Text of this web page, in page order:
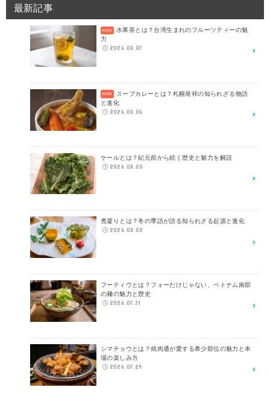
最新記事
水果茶とは？台湾生まれのフルーツティーの魅
力
2026.08.07
スープカレーとは？札幌発祥の知られざる物語
と進化
2026.08.06
ケールとは？紀元前から続く歴史と魅力を解説
2026.08.05
煮凝りとは？冬の季語が語る知られざる起源と進化
2026.08.02
フーティウとは？フォーだけじゃない、ベトナム南部
の麺の魅力と歴史
2026.07.31
シマチョウとは？焼肉通が愛する希少部位の魅力と本
場の楽しみ方
2026.07.29